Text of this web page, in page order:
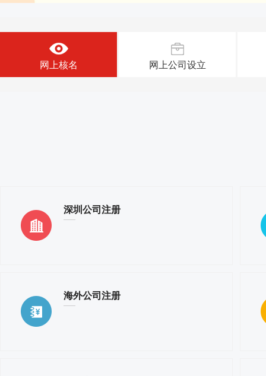
网上核名 网上公司设立
深圳公司注册
海外公司注册